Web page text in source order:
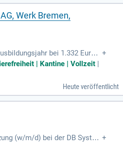
Werk Bremen,
bei 1.332 Euro b
Übernahmech
Anschreiben, Leben
Zukunft!
+
| Kantine | Vollzeit
Heute veröffentlicht
(w/m/d) bei der DB Systel +